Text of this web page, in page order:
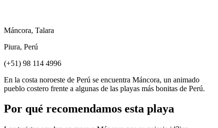
Máncora, Talara
Piura, Perú
(+51) 98 114 4996
En la costa noroeste de Perú se encuentra Máncora, un animado
pueblo costero frente a algunas de las playas más bonitas de Perú.
Por qué recomendamos esta playa